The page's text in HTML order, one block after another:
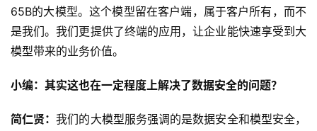
65B的大模型。这个模型留在客户端，属于客户所有，而不
是我们。我们更提供了终端的应用，让企业能快速享受到大
模型带来的业务价值。
小编：其实这也在一定程度上解决了数据安全的问题？
简仁贤：我们的大模型服务强调的是数据安全和模型安全，